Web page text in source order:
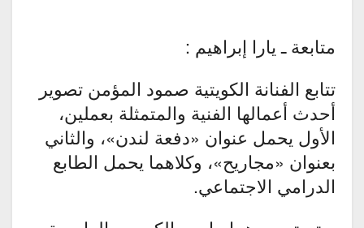
متابعة ـ يارا إبراهيم :
تتابع الفنانة الكويتية صمود المؤمن تصوير
أحدث أعمالها الفنية والمتمثلة بعملين،
الأول يحمل عنوان «دفعة لندن»، والثاني
بعنوان «مجاريح»، وكلاهما يحمل الطابع
الدرامي الاجتماعي.